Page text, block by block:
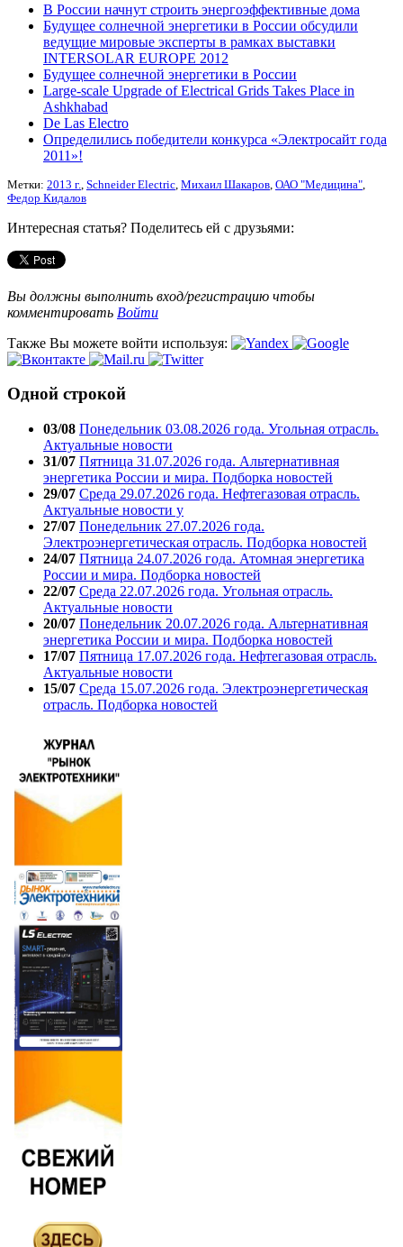
В России начнут строить энергоэффективные дома
Будущее солнечной энергетики в России обсудили
ведущие мировые эксперты в рамках выставки
INTERSOLAR EUROPE 2012
Будущее солнечной энергетики в России
Large-scale Upgrade of Electrical Grids Takes Place in
Ashkhabad
De Las Electro
Определились победители конкурса «Электросайт года
2011»!
Метки: 2013 г. Schneider Electric Михаил Шакаров ОАО "Медицина"
Федор Кидалов
Интересная статья? Поделитесь ей с друзьями:
Вы должны выполнить вход/регистрацию чтобы
комментировать Войти
Также Вы можете войти используя:
Одной строкой
03/08 Понедельник 03.08.2026 года. Угольная отрасль.
Актуальные новости
31/07 Пятница 31.07.2026 года. Альтернативная
энергетика России и мира. Подборка новостей
29/07 Среда 29.07.2026 года. Нефтегазовая отрасль.
Актуальные новости у
27/07 Понедельник 27.07.2026 года.
Электроэнергетическая отрасль. Подборка новостей
24/07 Пятница 24.07.2026 года. Атомная энергетика
России и мира. Подборка новостей
22/07 Среда 22.07.2026 года. Угольная отрасль.
Актуальные новости
20/07 Понедельник 20.07.2026 года. Альтернативная
энергетика России и мира. Подборка новостей
17/07 Пятница 17.07.2026 года. Нефтегазовая отрасль.
Актуальные новости
15/07 Среда 15.07.2026 года. Электроэнергетическая
отрасль. Подборка новостей